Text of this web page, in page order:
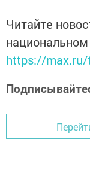
Читайте
https://